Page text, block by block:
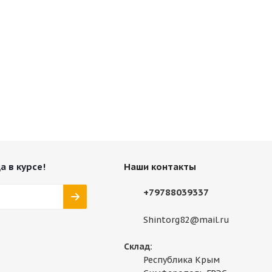
в курсе! Наши контакты
+79788039337
Shintorg82@mail.ru
Склад:
Республика Крым